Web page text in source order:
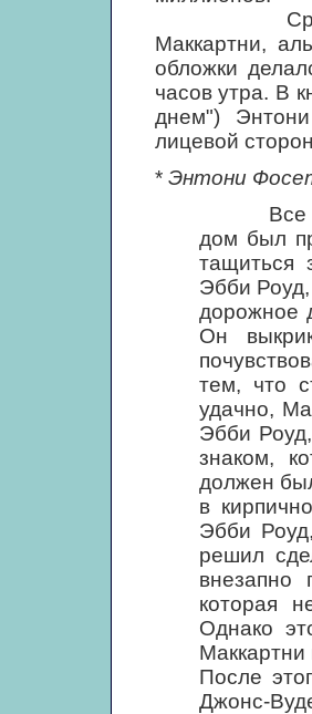
Среди
Маккартни,
обложки
часов утра. В
днем")
лицевой
* Энтони
Все
дом был
тащиться
Эбби
дорожное
Он
тем, что
удачно,
Эбби
знаком,
должен
в
Эбби
решил
внезапно
которая
Однако
После
Джонс-